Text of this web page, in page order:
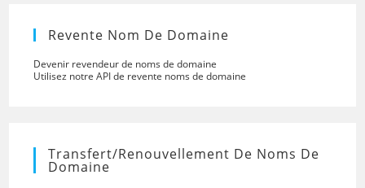
Revente Nom De Domaine
Devenir revendeur de noms de domaine
Utilisez notre API de revente noms de domaine
Transfert/renouvellement De Noms De
Domaine